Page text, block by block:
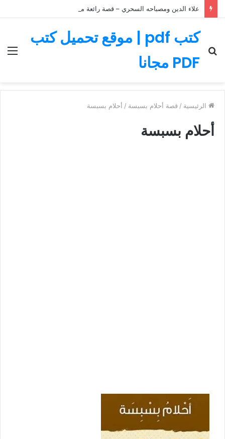
علاء الدين ومصباحه السحري – قصة رائعة مليئة بالمغامرات
كتب pdf | موقع تحميل كتب
PDF مجاناعن
الرئيسية / قصة أحلام بسبسة / أحلام بسبسة
أحلام بسبسة